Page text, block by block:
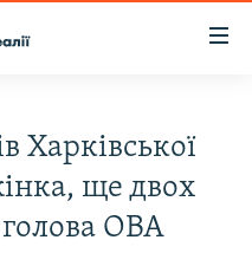
Харківської
ще двох
ОВА